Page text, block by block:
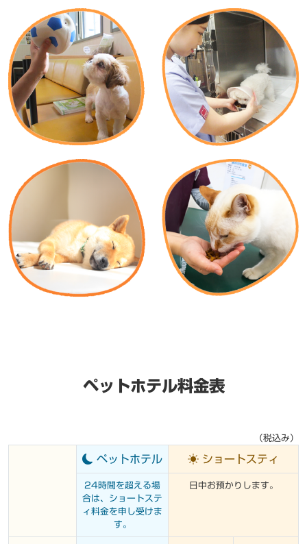
ペットホテル料金表
（税込み）
ペットホテル ショートスティ
24時間を超える場
合は、ショートステ
ィ料金を申し受けま
す。
日中お預かりします。